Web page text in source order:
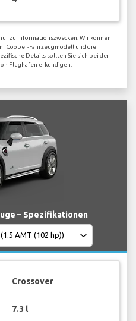
zu Informationszwecken. Wir können
Cooper-Fahrzeugmodell und die
Details sollten Sie sich bei der
Flughafen erkundigen.
– Spezifikationen
Crossover
7.3 l